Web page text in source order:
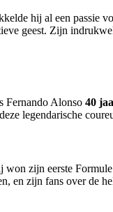
hij al een passie
geest. Zijn
Fernando Alonso 40
legendarische
won zijn eerste
en zijn fans over de